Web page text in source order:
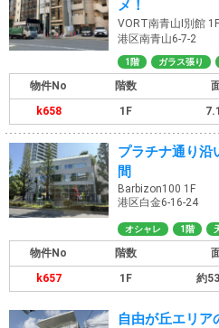
メ！
VORT南青山Ⅰ別館 1F
港区南青山6-7-2
1階 ガラス張り
物件No 階数
k658 1F
プラチナ通り沿
間
Barbizon100 1F
港区白金6-16-24
オシャレ 1階
物件No 階数
k657 1F 約
自由が丘エリア